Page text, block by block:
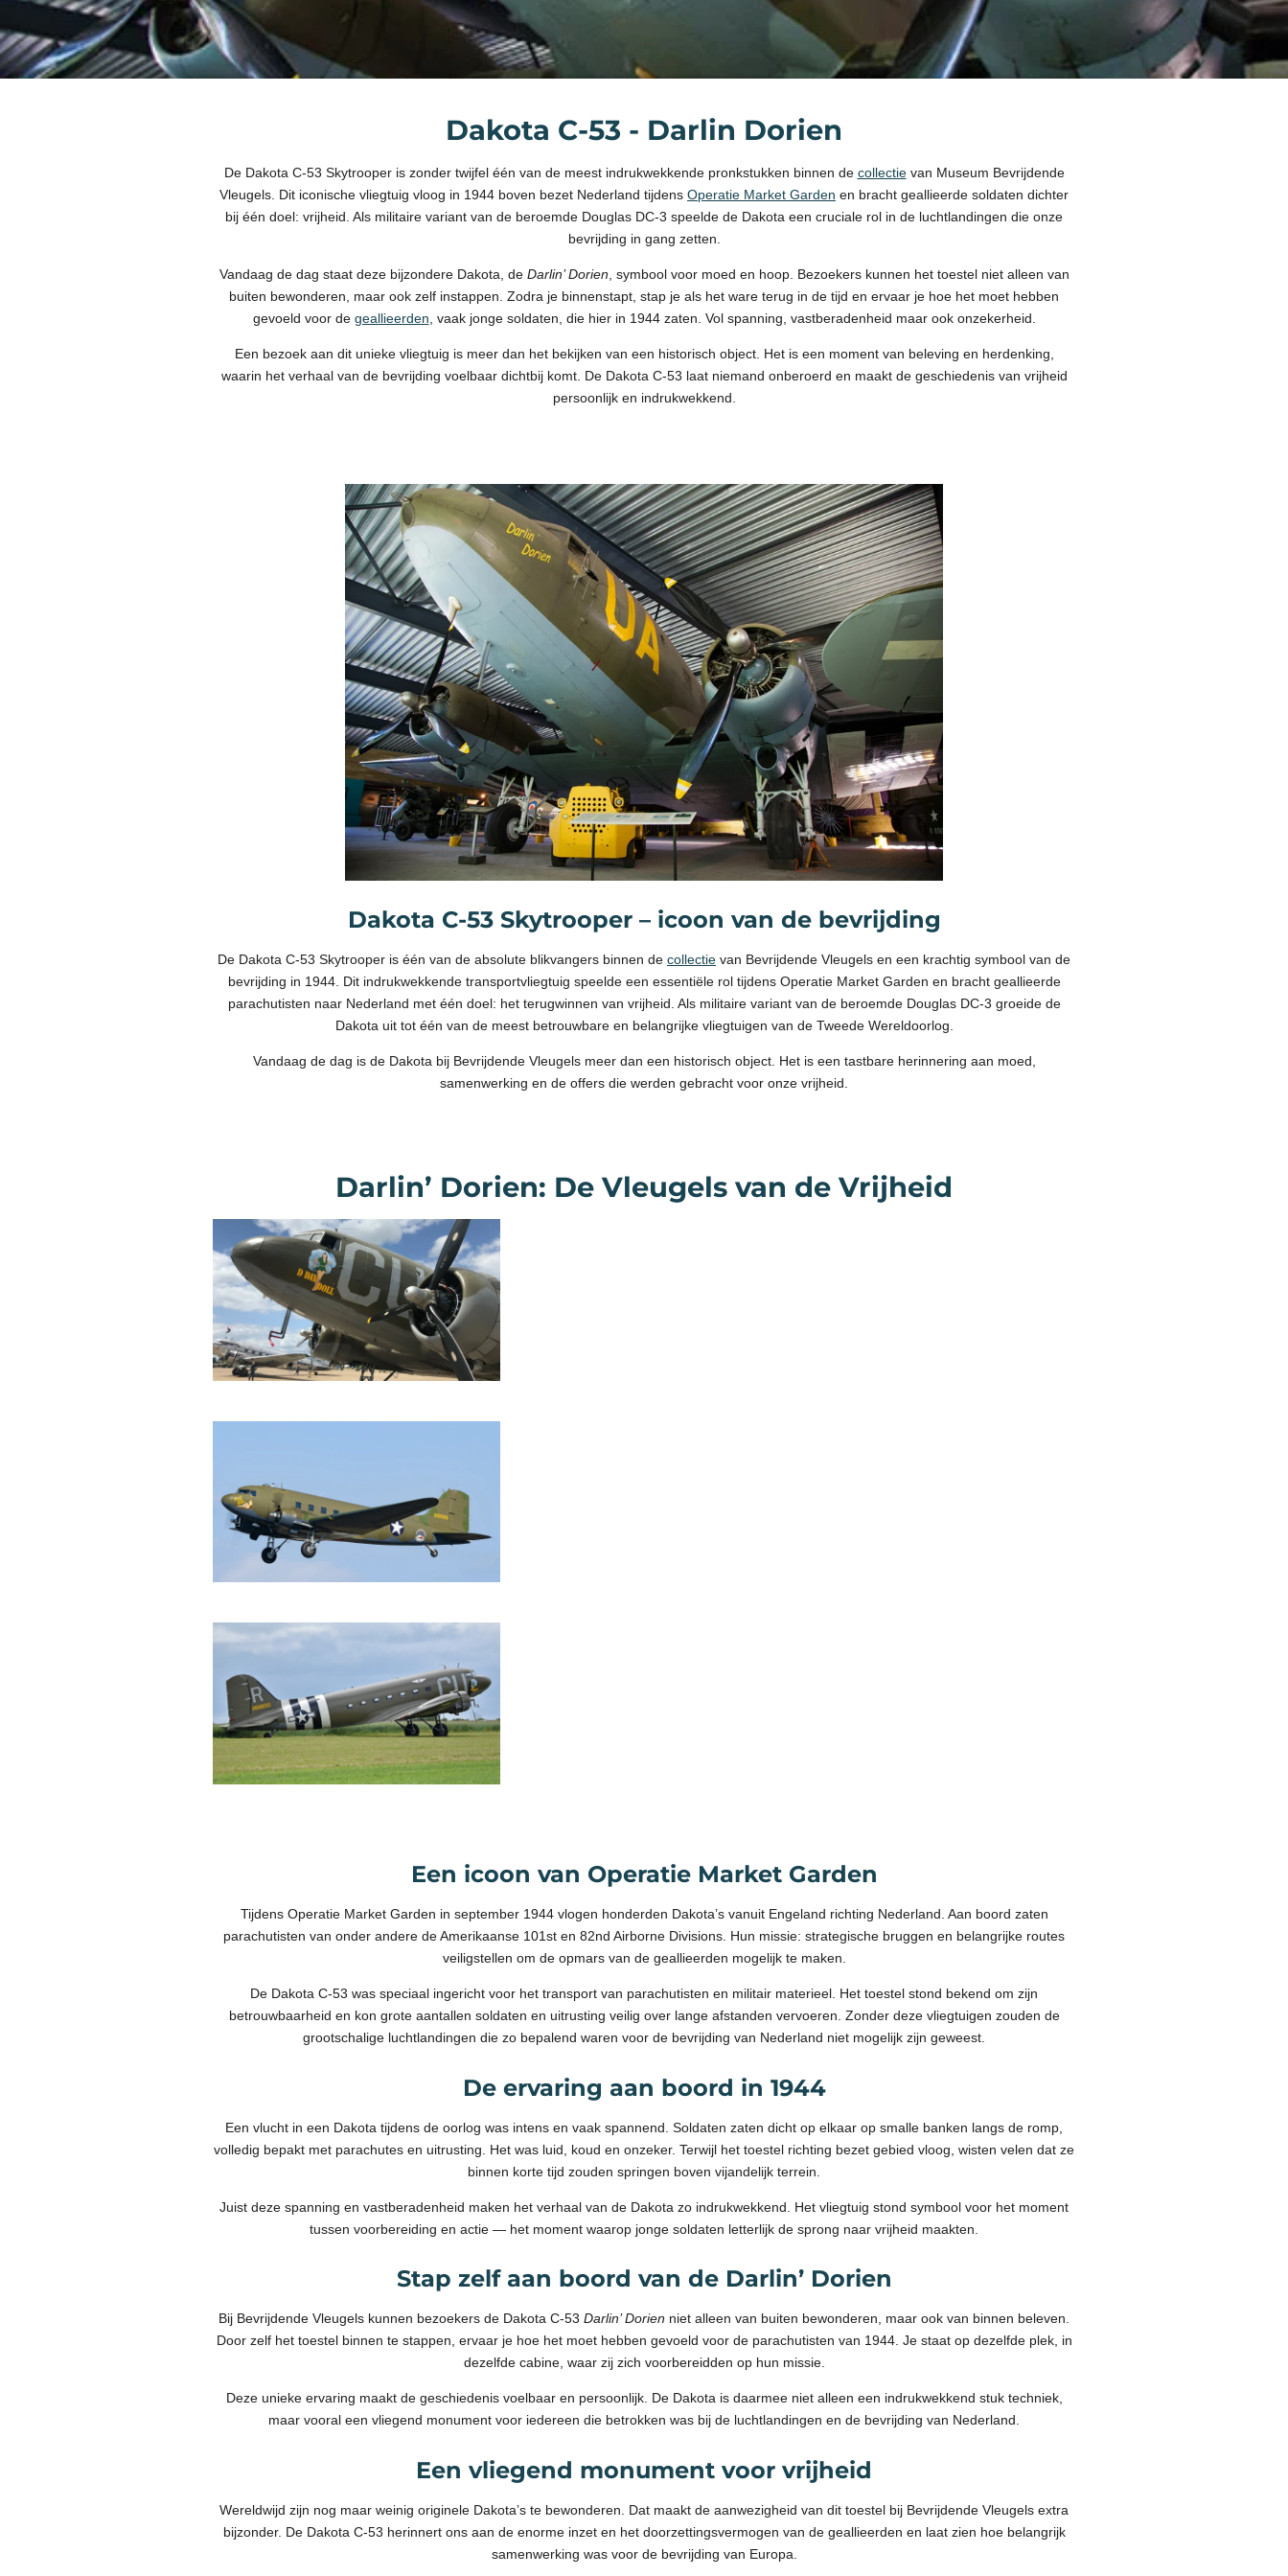
Dakota C-53 - Darlin Dorien
De Dakota C-53 Skytrooper is zonder twijfel één van de meest indrukwekkende pronkstukken binnen de collectievan Museum Bevrijdende
Vleugels. Dit iconische vliegtuig vloog in 1944 boven bezet Nederland tijdens Operatie Market Garden en bracht geallieerde soldaten dichter
bij één doel: vrijheid. Als militaire variant van de beroemde Douglas DC-3 speelde de Dakota een cruciale rol in de luchtlandingen die onze
bevrijding in gang zetten.
Vandaag de dag staat deze bijzondere Dakota, de Darlin’ Dorien , symbool voor moed en hoop. Bezoekers kunnen het toestel niet alleen van
buiten bewonderen, maar ook zelf instappen. Zodra je binnenstapt, stap je als het ware terug in de tijd en ervaar je hoe het moet hebben
gevoeld voor de geallieerden , vaak jonge soldaten, die hier in 1944 zaten. Vol spanning, vastberadenheid maar ook onzekerheid.
Een bezoek aan dit unieke vliegtuig is meer dan het bekijken van een historisch object. Het is een moment van beleving en herdenking,
waarin het verhaal van de bevrijding voelbaar dichtbij komt. De Dakota C-53 laat niemand onberoerd en maakt de geschiedenis van vrijheid
persoonlijk en indrukwekkend.
Dakota C-53 Skytrooper – icoon van de bevrijding
De Dakota C-53 Skytrooper is één van de absolute blikvangers binnen de collectie van Bevrijdende Vleugels en een krachtig symbool van de
bevrijding in 1944. Dit indrukwekkende transportvliegtuig speelde een essentiële rol tijdens Operatie Market Garden en bracht geallieerde
parachutisten naar Nederland met één doel: het terugwinnen van vrijheid. Als militaire variant van de beroemde Douglas DC-3 groeide de
Dakota uit tot één van de meest betrouwbare en belangrijke vliegtuigen van de Tweede Wereldoorlog.
Vandaag de dag is de Dakota bij Bevrijdende Vleugels meer dan een historisch object. Het is een tastbare herinnering aan moed,
samenwerking en de offers die werden gebracht voor onze vrijheid.
Darlin’ Dorien: De Vleugels van de Vrijheid
Een icoon van Operatie Market Garden
Tijdens Operatie Market Garden in september 1944 vlogen honderden Dakota’s vanuit Engeland richting Nederland. Aan boord zaten
parachutisten van onder andere de Amerikaanse 101st en 82nd Airborne Divisions. Hun missie: strategische bruggen en belangrijke routes
veiligstellen om de opmars van de geallieerden mogelijk te maken.
De Dakota C-53 was speciaal ingericht voor het transport van parachutisten en militair materieel. Het toestel stond bekend om zijn
betrouwbaarheid en kon grote aantallen soldaten en uitrusting veilig over lange afstanden vervoeren. Zonder deze vliegtuigen zouden de
grootschalige luchtlandingen die zo bepalend waren voor de bevrijding van Nederland niet mogelijk zijn geweest.
De ervaring aan boord in 1944
Een vlucht in een Dakota tijdens de oorlog was intens en vaak spannend. Soldaten zaten dicht op elkaar op smalle banken langs de romp,
volledig bepakt met parachutes en uitrusting. Het was luid, koud en onzeker. Terwijl het toestel richting bezet gebied vloog, wisten velen dat ze
binnen korte tijd zouden springen boven vijandelijk terrein.
Juist deze spanning en vastberadenheid maken het verhaal van de Dakota zo indrukwekkend. Het vliegtuig stond symbool voor het moment
tussen voorbereiding en actie — het moment waarop jonge soldaten letterlijk de sprong naar vrijheid maakten.
Stap zelf aan boord van de Darlin’ Dorien
Bij Bevrijdende Vleugels kunnen bezoekers de Dakota C-53 Darlin’ Dorien niet alleen van buiten bewonderen, maar ook van binnen beleven.
Door zelf het toestel binnen te stappen, ervaar je hoe het moet hebben gevoeld voor de parachutisten van 1944. Je staat op dezelfde plek, in
dezelfde cabine, waar zij zich voorbereidden op hun missie.
Deze unieke ervaring maakt de geschiedenis voelbaar en persoonlijk. De Dakota is daarmee niet alleen een indrukwekkend stuk techniek,
maar vooral een vliegend monument voor iedereen die betrokken was bij de luchtlandingen en de bevrijding van Nederland.
Een vliegend monument voor vrijheid
Wereldwijd zijn nog maar weinig originele Dakota’s te bewonderen. Dat maakt de aanwezigheid van dit toestel bij Bevrijdende Vleugels extra
bijzonder. De Dakota C-53 herinnert ons aan de enorme inzet en het doorzettingsvermogen van de geallieerden en laat zien hoe belangrijk
samenwerking was voor de bevrijding van Europa.